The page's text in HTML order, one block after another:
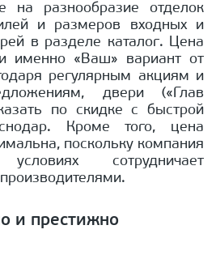
на разнообразие отделок
и размеров входных и
в разделе каталог. Цена
именно «Ваш» вариант от
регулярным акциям и
двери («Глав
по скидке с быстрой
Кроме того, цена
поскольку компания
сотрудничает
и престижно